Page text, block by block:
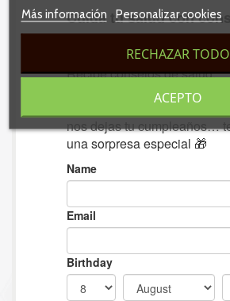
Más información Personalizar cookies
RECHAZAR TODO
ACEPTO